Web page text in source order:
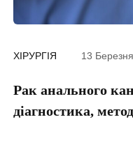
ХІРУРГІЯ 13
Рак анального
діагностика,